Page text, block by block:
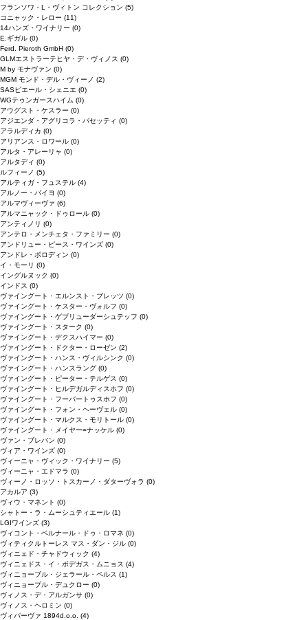
フランソワ・L・ヴィトン コレクション (5)
コニャック・レロー (11)
14ハンズ・ワイナリー (0)
E.ギガル (0)
Ferd. Pieroth GmbH (0)
GLMエストラーテヒヤ・デ・ヴィノス (0)
M by モナヴァン (0)
MGM モンド・デル・ヴィーノ (2)
SASピエール・シェニエ (0)
WGテゥンガースハイム (0)
アウグスト・ケスラー (0)
アジエンダ・アグリコラ・パセッティ (0)
アラルディカ (0)
アリアンス・ロワール (0)
アルタ・アレーリャ (0)
アルタディ (0)
ルフィーノ (5)
アルティガ・フュステル (4)
アルノー・バイヨ (0)
アルマヴィーヴァ (6)
アルマニャック・ドゥロール (0)
アンティノリ (0)
アンテロ・メンチェタ・ファミリー (0)
アンドリュー・ピース・ワインズ (0)
アンドレ・ボロディン (0)
イ・モーリ (0)
イングルヌック (0)
インドス (0)
ヴァイングート・エルンスト・ブレッツ (0)
ヴァイングート・ケスター・ヴォルフ (0)
ヴァイングート・ゲブリューダーシュテッフ (0)
ヴァイングート・スターク (0)
ヴァイングート・デクスハイマー (0)
ヴァイングート・ドクター・ローゼン (2)
ヴァイングート・ハンス・ヴィルシンク (0)
ヴァイングート・ハンスラング (0)
ヴァイングート・ピーター・テルゲス (0)
ヴァイングート・ヒルデガルディスホフ (0)
ヴァイングート・フーバートゥスホフ (0)
ヴァイングート・フォン・ヘーヴェル (0)
ヴァイングート・マルクス・モリトール (0)
ヴァイングート・メイヤー=ナッケル (0)
ヴァン・ブレバン (0)
ヴィア・ワインズ (0)
ヴィーニャ・ヴィック・ワイナリー (5)
ヴィーニャ・エドマラ (0)
ヴィーノ・ロッソ・トスカーノ・ダターヴォラ (0)
アカルア (3)
ヴィウ・マネント (0)
シャトー・ラ・ムーシュティエール (1)
LGIワインズ (3)
ヴィコント・ベルナール・ドゥ・ロマネ (0)
ヴィティクルトーレス マス・ダン・ジル (0)
ヴィニェド・チャドウィック (4)
ヴィニェドス・イ・ボデガス・ムニョス (4)
ヴィニョーブル・ジェラール・ペルス (1)
ヴィニョーブル・デュクロー (0)
ヴィノス・デ・アルガンサ (0)
ヴィノス・ヘロミン (0)
ヴィパーヴァ 1894d.o.o. (4)